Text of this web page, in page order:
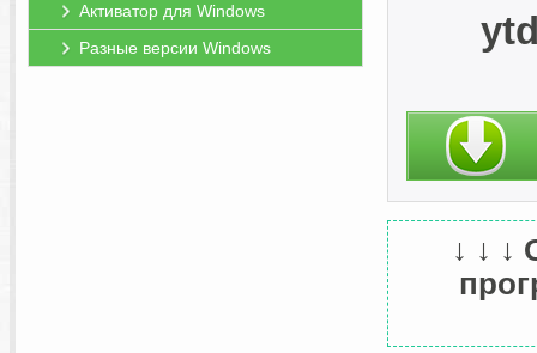
Активатор для Windows
Разные версии Windows
↓ ↓ ↓